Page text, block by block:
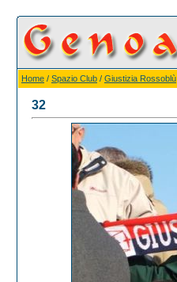
Home / Spazio Club / Giustizia Rossoblù
32